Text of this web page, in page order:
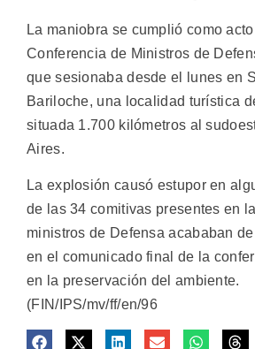
La maniobra se cumplió como acto
Conferencia de Ministros de
que sesionaba desde el lunes en
Bariloche, una localidad turística
situada 1.700 kilómetros al
Aires.
La explosión causó estupor en
de las 34 comitivas presentes en
ministros de Defensa acababan
en el comunicado final de la
en la preservación del ambiente.
(FIN/IPS/mv/ff/en/96